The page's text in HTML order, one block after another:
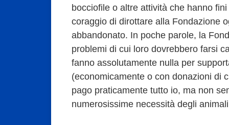
bocciofile o altre attività che hanno
coraggio di dirottare alla Fondazione
abbandonato. In poche parole, la
problemi di cui loro dovrebbero farsi
fanno assolutamente nulla per
(economicamente o con donazioni di
pago praticamente tutto io, ma non
numerosissime necessità degli